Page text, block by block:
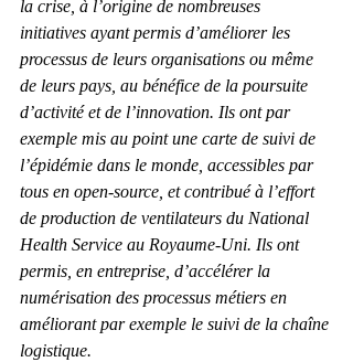
la crise, à l’origine de nombreuses
initiatives ayant permis d’améliorer les
processus de leurs organisations ou même
de leurs pays, au bénéfice de la poursuite
d’activité et de l’innovation. Ils ont par
exemple mis au point une carte de suivi de
l’épidémie dans le monde, accessibles par
tous en open-source, et contribué à l’effort
de production de ventilateurs du National
Health Service au Royaume-Uni. Ils ont
permis, en entreprise, d’accélérer la
numérisation des processus métiers en
améliorant par exemple le suivi de la chaîne
logistique.